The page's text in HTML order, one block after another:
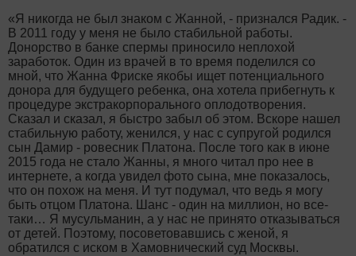
«Я никогда не был знаком с Жанной, - признался Радик. -
В 2011 году у меня не было стабильной работы.
Донорство в банке спермы приносило неплохой
заработок. Один из врачей в то время поделился со
мной, что Жанна Фриске якобы ищет потенциального
донора для будущего ребенка, она хотела прибегнуть к
процедуре экстракорпорального оплодотворения.
Сказал и сказал, я быстро забыл об этом. Вскоре нашел
стабильную работу, женился, у нас с супругой родился
сын Дамир - ровесник Платона. После того как в июне
2015 года не стало Жанны, я много читал про нее в
интернете, а когда увидел фото сына, мне показалось,
что он похож на меня. И тут подумал, что ведь я могу
быть отцом Платона. Шанс - один на миллион, но все-
таки… Я мусульманин, а у нас не принято отказываться
от детей. Поэтому, посоветовавшись с женой, я
обратился с иском в Хамовнический суд Москвы.